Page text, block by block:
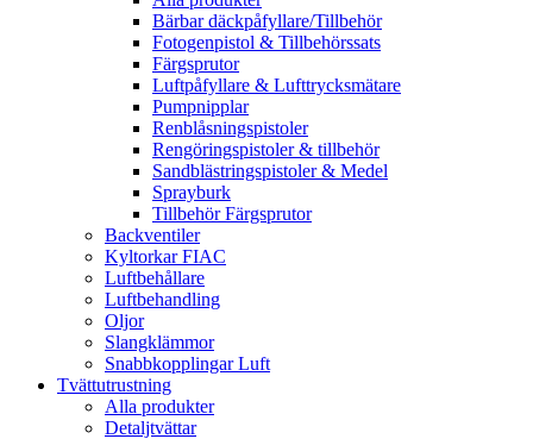
Bärbar däckpåfyllare/Tillbehör
Fotogenpistol & Tillbehörssats
Färgsprutor
Luftpåfyllare & Lufttrycksmätare
Pumpnipplar
Renblåsningspistoler
Rengöringspistoler & tillbehör
Sandblästringspistoler & Medel
Sprayburk
Tillbehör Färgsprutor
Backventiler
Kyltorkar FIAC
Luftbehållare
Luftbehandling
Oljor
Slangklämmor
Snabbkopplingar Luft
Tvättutrustning
Alla produkter
Detaljtvättar